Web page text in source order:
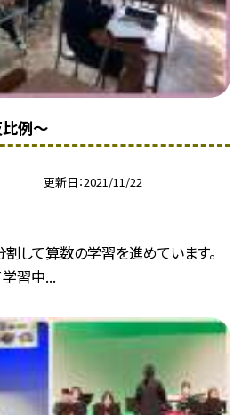
例〜
更新日 2021/11/22
割して算数の学習を進めています。
習中...